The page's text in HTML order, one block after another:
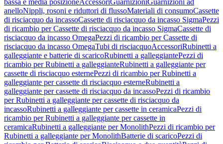
bassa e media posizioneAccessoriGuarnizioniGuarnizioni ad
anelloNippli, rosoni e riduttori di flussoMateriali di consumoCassette
di risciacquo da incassoCassette di risciacquo da incasso SigmaPezzi
di ricambio per Cassette di risciacquo da incasso SigmaCassette di
risciacquo da incasso OmegaPezzi di ricambio per Cassette di
risciacquo da incasso OmegaTubi di risciacquoAccessoriRubinetti a
galleggiante e batterie di scaricoRubinetti a galleggiantePezzi di
ricambio per Rubinetti a galleggianteRubinetti a galleggiante per
cassette di risciacquo esternePezzi di ricambio per Rubinetti a
galleggiante per cassette di risciacquo esterneRubinetti a
galleggiante per cassette di risciacquo da incassoPezzi di ricambio
per Rubinetti a galleggiante per cassette di risciacquo da
incassoRubinetti a galleggiante per cassette in ceramicaPezzi di
ricambio per Rubinetti a galleggiante per cassette in
ceramicaRubinetti a galleggiante per MonolithPezzi di ricambio per
Rubinetti a galleggiante per MonolithBatterie di scaricoPezzi di